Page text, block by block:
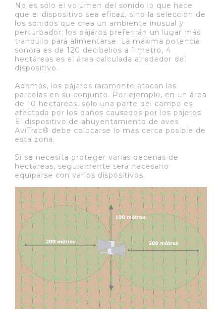
No es sólo el volumen del sonido lo que hace
que el dispositivo sea eficaz, sino la selección de
los sonidos que crea un ambiente inusual y
perturbador; los pájaros preferirán un lugar más
tranquilo para alimentarse. La máxima potencia
sonora es de 120 decibelios a 1 metro, 4
hectáreas es el área calculada alrededor del
dispositivo.
Además, los pájaros raramente atacan las
parcelas en su conjunto. Por ejemplo, en un área
de 10 hectáreas, sólo una parte del campo es
afectada por los daños causados por los pájaros.
El dispositivo de ahuyentamiento de aves
AviTrac® debe colocarse lo más cerca posible de
esta zona.
Si se necesita proteger varias decenas de
hectáreas, seguramente será necesario
equiparse con varios dispositivos.